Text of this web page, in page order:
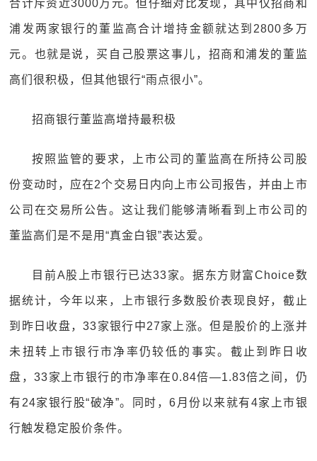
合计斥资近3000万元。但仔细对比发现，其中仅招商和
浦发两家银行的董监高合计增持金额就达到2800多万
元。也就是说，买自己股票这事儿，招商和浦发的董监
高们很积极，但其他银行“雨点很小”。
招商银行董监高增持最积极
按照监管的要求，上市公司的董监高在所持公司股
份变动时，应在2个交易日内向上市公司报告，并由上市
公司在交易所公告。这让我们能够清晰看到上市公司的
董监高们是不是用“真金白银”表达爱。
目前A股上市银行已达33家。据东方财富Choice数
据统计，今年以来，上市银行多数股价表现良好，截止
到昨日收盘，33家银行中27家上涨。但是股价的上涨并
未扭转上市银行市净率仍较低的事实。截止到昨日收
盘，33家上市银行的市净率在0.84倍—1.83倍之间，仍
有24家银行股“破净”。同时，6月份以来就有4家上市银
行触发稳定股价条件。